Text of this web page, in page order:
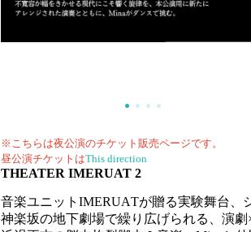
※こちらは夜公演のチケット販売ページです。
昼公演チケットはThis direction
THEATER IMERUAT 2
音楽ユニットIMERUATが贈る実験舞台、
神楽坂の地下劇場で繰り広げられる、演